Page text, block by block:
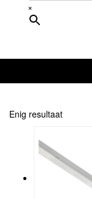
×
Enig resultaat